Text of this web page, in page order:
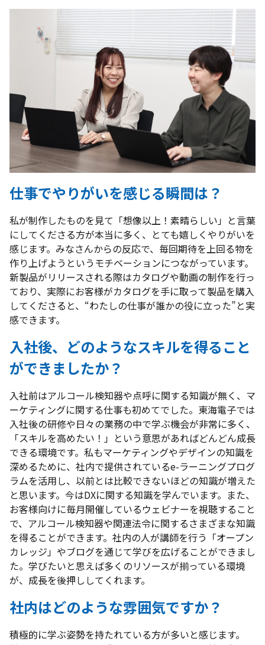
仕事でやりがいを感じる瞬間は？
私が制作したものを見て「想像以上！素晴らしい」と言葉
にしてくださる方が本当に多く、とても嬉しくやりがいを
感じます。みなさんからの反応で、毎回期待を上回る物を
作り上げようというモチベーションにつながっています。
新製品がリリースされる際はカタログや動画の制作を行っ
ており、実際にお客様がカタログを手に取って製品を購入
してくださると、“わたしの仕事が誰かの役に立った”と実
感できます。
入社後、どのようなスキルを得ること
ができましたか？
入社前はアルコール検知器や点呼に関する知識が無く、マ
ーケティングに関する仕事も初めてでした。東海電子では
入社後の研修や日々の業務の中で学ぶ機会が非常に多く、
「スキルを高めたい！」という意思があればどんどん成長
できる環境です。私もマーケティングやデザインの知識を
深めるために、社内で提供されているe-ラーニングプログ
ラムを活用し、以前とは比較できないほどの知識が増えた
と思います。今はDXに関する知識を学んでいます。また、
お客様向けに毎月開催しているウェビナーを視聴すること
で、アルコール検知器や関連法令に関するさまざまな知識
を得ることができます。社内の人が講師を行う「オープン
カレッジ」やブログを通じて学びを広げることができまし
た。学びたいと思えば多くのリソースが揃っている環境
が、成長を後押ししてくれます。
社内はどのような雰囲気ですか？
積極的に学ぶ姿勢を持たれている方が多いと感じます。